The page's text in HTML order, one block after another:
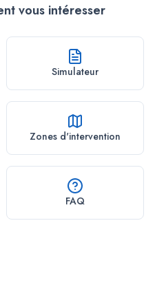
vous intéresser
Simulateur
Zones d'intervention
FAQ